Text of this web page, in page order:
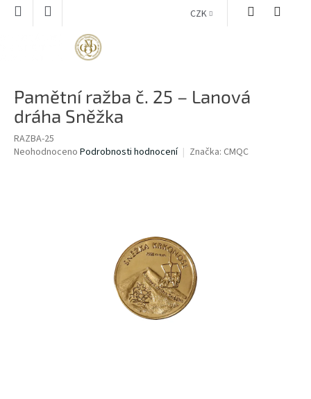
Přejít
CZK
Pamětní ražba č. 25 – Lanová
dráha Sněžka
RAZBA-25
Průměrné
Neohodnoceno Podrobnosti hodnocení Značka: CMQC